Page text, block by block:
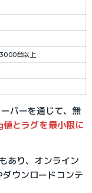
台以上
バーを通じて、無
値とラグを最小限に
あり、オンライン
ウンロードコンテ